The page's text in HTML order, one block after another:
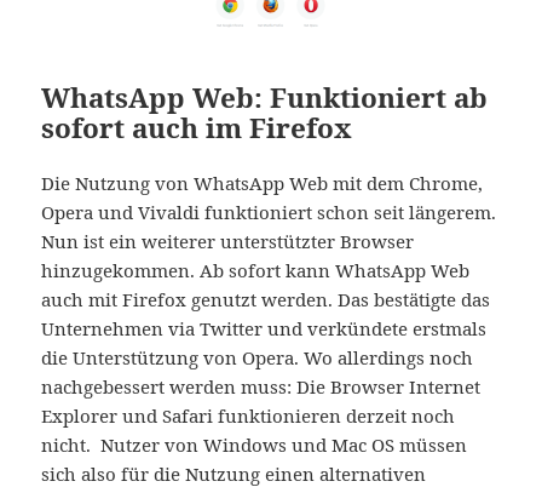
WhatsApp Web: Funktioniert ab
sofort auch im Firefox
Die Nutzung von WhatsApp Web mit dem Chrome,
Opera und Vivaldi funktioniert schon seit längerem.
Nun ist ein weiterer unterstützter Browser
hinzugekommen. Ab sofort kann WhatsApp Web
auch mit Firefox genutzt werden. Das bestätigte das
Unternehmen via Twitter und verkündete erstmals
die Unterstützung von Opera. Wo allerdings noch
nachgebessert werden muss: Die Browser Internet
Explorer und Safari funktionieren derzeit noch
nicht. Nutzer von Windows und Mac OS müssen
sich also für die Nutzung einen alternativen